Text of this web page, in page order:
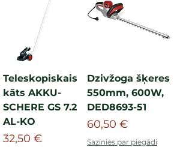
Teleskopiskais
kāts AKKU-
SCHERE GS 7.2
AL-KO
Cena
32,50 €
Dzivžoga šķeres
550mm, 600W,
DED8693-51
Cena
60,50 €
Sazinies par piegādi